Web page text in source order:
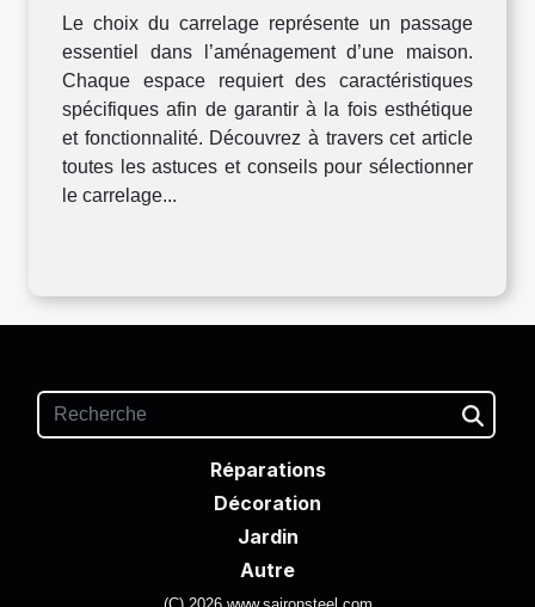
Le choix du carrelage représente un passage
essentiel dans l’aménagement d’une maison.
Chaque espace requiert des caractéristiques
spécifiques afin de garantir à la fois esthétique
et fonctionnalité. Découvrez à travers cet article
toutes les astuces et conseils pour sélectionner
le carrelage...
Réparations
Décoration
Jardin
Autre